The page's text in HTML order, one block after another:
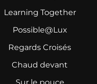
Learning Together
Possible@Lux
Regards Croisés
Chaud devant
Sur le pouce